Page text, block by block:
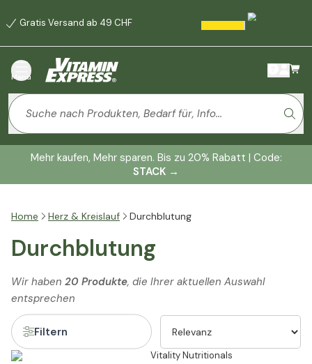
Gratis Versand ab 49 CHF
Menü
Mehr kaufen, Mehr sparen. Bis zu 20% Rabatt | Code:
STACK →
Home Herz & Kreislauf Durchblutung
Durchblutung
Wir haben 20 Produkte, die Ihrer aktuellen Auswahl
entsprechen
Filtern
Vitality Nutritionals